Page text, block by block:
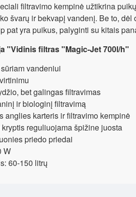
filtravimo kempinė užtikrina
švarų ir bekvapį vandenį. Be to,
pat yra puikus, palyginti su kitais
"Vidinis filtras "Magic-Jet 700l/h"
vandeniui
bet galingas filtravimas
ir biologinį filtravimą
anglies karteris ir filtravimo kempinė
reguliuojama špižine juosta
priedo priedai
W
60-150 litrų